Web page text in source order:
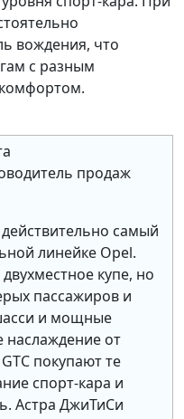
вождения, что
с разным
продаж
самый
линейке Opel.
купе, но
пассажиров и
и мощные
наслаждение от
покупают те
спорт-кара и
Астра ДжиТиСи